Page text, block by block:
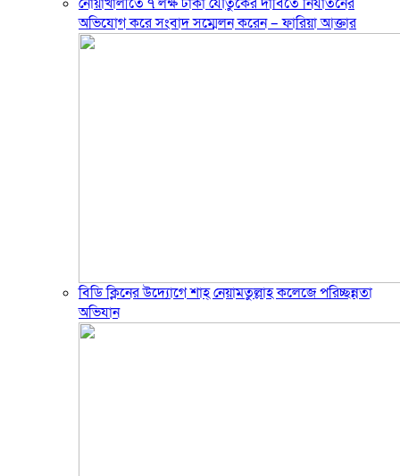
অভিযোগ করে সংবাদ সম্মেলন করেন – ফারিয়া আক্তার
বিডি ক্লিনের উদ্যোগে শাহ্ নেয়ামতুল্লাহ কলেজে পরিচ্ছন্নতা
অভিযান